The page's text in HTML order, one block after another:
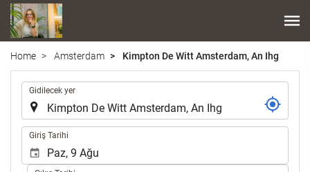
Home Amsterdam Kimpton De Witt Amsterdam, An Ihg
Gidilecek yer
Giriş Tarihi